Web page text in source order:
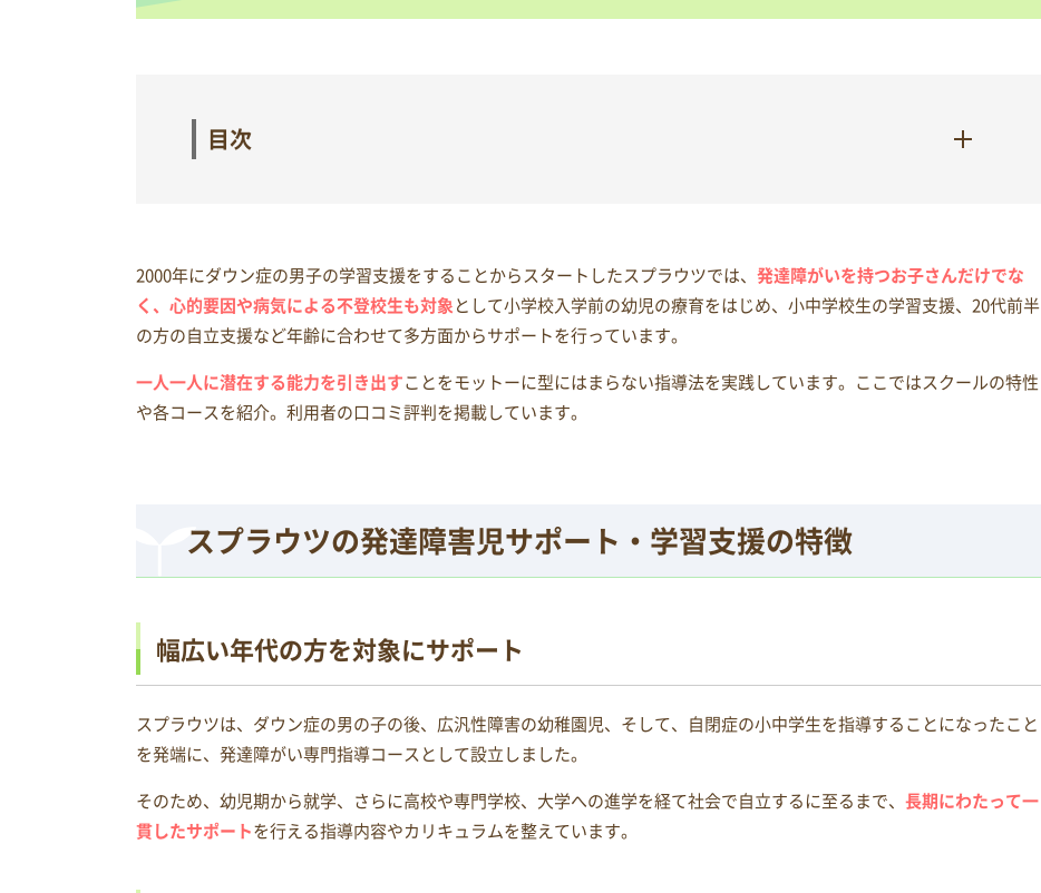
目次
2000年にダウン症の男子の学習支援をすることからスタートしたスプラウツでは、 発達障がいを持つお子さんだけでな
く、心的要因や病気による不登校生も対象として小学校入学前の幼児の療育をはじめ、小中学校生の学習支援、20代前半
の方の自立支援など年齢に合わせて多方面からサポートを行っています。
一人一人に潜在する能力を引き出すことをモットーに型にはまらない指導法を実践しています。ここではスクールの特性
や各コースを紹介。利用者の口コミ評判を掲載しています。
スプラウツの発達障害児サポート・学習支援の特徴
幅広い年代の方を対象にサポート
スプラウツは、ダウン症の男の子の後、広汎性障害の幼稚園児、そして、自閉症の小中学生を指導することになったこと
を発端に、発達障がい専門指導コースとして設立しました。
そのため、幼児期から就学、さらに高校や専門学校、大学への進学を経て社会で自立するに至るまで、 長期にわたって一
貫したサポートを行える指導内容やカリキュラムを整えています。